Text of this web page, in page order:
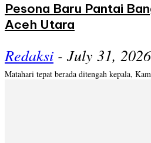
Pesona Baru Pantai
Aceh Utara
Redaksi - July 31, 2026
Matahari tepat berada ditengah kepala,